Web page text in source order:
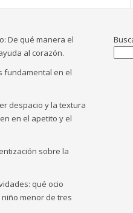
De qué manera el
al corazón.
fundamental en el
despacio y la textura
en el apetito y el
sobre la
qué ocio
menor de tres